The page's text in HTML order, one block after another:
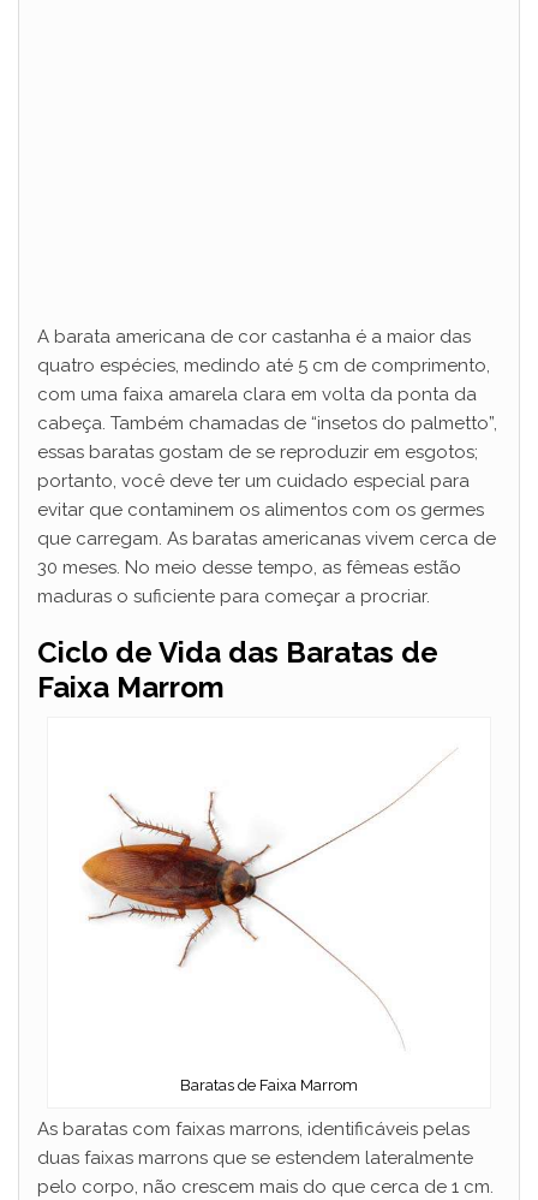
A barata americana de cor castanha é a maior das
quatro espécies, medindo até 5 cm de comprimento,
com uma faixa amarela clara em volta da ponta da
cabeça. Também chamadas de “insetos do palmetto”,
essas baratas gostam de se reproduzir em esgotos;
portanto, você deve ter um cuidado especial para
evitar que contaminem os alimentos com os germes
que carregam. As baratas americanas vivem cerca de
30 meses. No meio desse tempo, as fêmeas estão
maduras o suficiente para começar a procriar.
Ciclo de Vida das Baratas de
Faixa Marrom
Baratas de Faixa Marrom
As baratas com faixas marrons, identificáveis ​​pelas
duas faixas marrons que se estendem lateralmente
pelo corpo, não crescem mais do que cerca de 1 cm.